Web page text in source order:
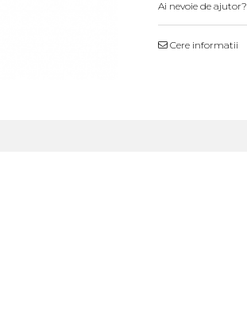
Ai nevoie de ajutor?
Cere informatii